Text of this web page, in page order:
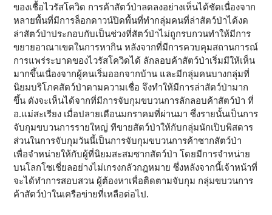
ของเชื้อไวรัสโควิด การค้าสัตว์ป่าลดลงอย่างเห็นได้ชัดเนื่องจาก
หลายพื้นที่มีการล็อกดาวน์ปิดพื้นที่ทำกลุ่มคนที่ล่าสัตว์ป่าได้งด
ล่าสัตว์ป่าประกอบกับเป็นช่วงที่สัตว์ป่าไม่ถูกรบกวนทำให้มีการ
ขยายอาณาเขตในการหากิน หลังจากที่มีการควบคุมสถานการณ์
การแพร่ระบาดของไวรัสโควิดได้ ลักลอบค้าสัตว์ป่าเริ่มมีให้เห็น
มากขึ้นเนื่องจากผู้คนเริ่มออกจากบ้าน และมีกลุ่มคนบางกลุ่มที่
นิยมบริโภคสัตว์ป่าตามความเชื่อ จึงทำให้มีการล่าสัตว์ป่ามาก
ขึ้น ดังจะเห็นได้จากที่มีการจับกุมขบวนการลักลอบค้าสัตว์ป่า ที่
อ.แม่สะเรียง เมื่อปลายเดือนมกราคมที่ผ่านมา ซึ่งรายนั้นเป็นการ
จับกุมขบวนการรายใหญ่ ทีขายสัตว์ป่าให้กับกลุ่มนักเปิบพิสดาร
ส่วนในการจับกุมวันนี้เป็นการจับกุมขบวนการค้าซากสัตว์ป่า
เพื่อจำหน่ายให้กับผู้ที่นิยมสะสมซากสัตว์ป่า โดยมีการจำหน่าย
บนโลกโซเชี่ยลอย่างไม่เกรงกลัวกฎหมาย ซึ่งหลังจากนี้เจ้าหน้าที่
จะได้ทำการสอบสวน ผู้ต้องหาเพื่อติดตามจับกุม กลุ่มขบวนการ
ค้าสัตว์ป่าในเครือข่ายที่เหลือต่อไป.